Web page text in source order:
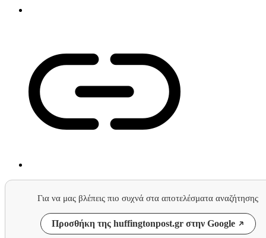
Για να μας βλέπεις πιο συχνά στα αποτελέσματα αναζήτησης
Προσθήκη της huffingtonpost.gr στην Google